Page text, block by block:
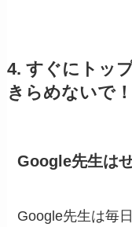
4. すぐにトッ
きらめないで！
Google先生は
Google先生は毎